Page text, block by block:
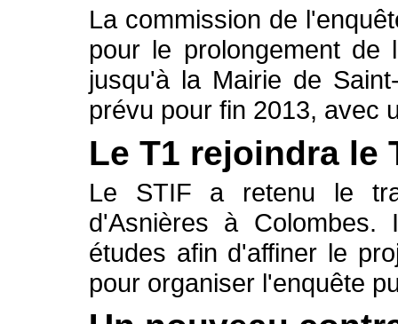
La commission de
pour le prolongement de
jusqu'à la Mairie de
prévu pour fin 2013, avec
Le T1 rejoindra le
Le STIF a retenu le
d'Asnières à Colombes.
études afin d'affiner le
pour organiser l'enquête